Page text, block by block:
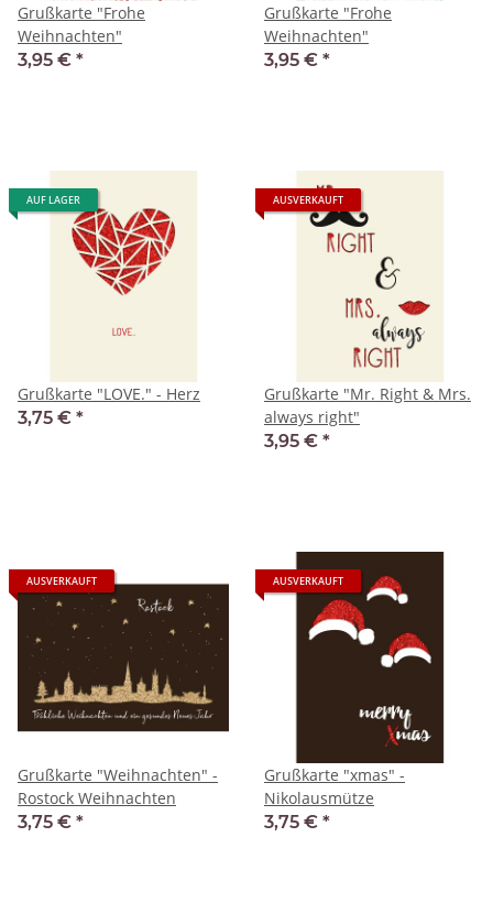
Grußkarte "Frohe
Weihnachten"
3,95 € *
Grußkarte "Frohe
Weihnachten"
3,95 € *
AUF LAGER
Grußkarte "LOVE." - Herz
3,75 € *
AUSVERKAUFT
Grußkarte "Mr. Right & Mrs.
always right"
3,95 € *
AUSVERKAUFT
Grußkarte "Weihnachten" -
Rostock Weihnachten
3,75 € *
AUSVERKAUFT
Grußkarte "xmas" -
Nikolausmütze
3,75 € *